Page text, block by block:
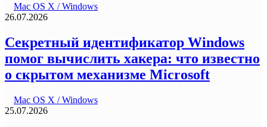
Mac OS X / Windows
26.07.2026
Секретный идентификатор Windows
помог вычислить хакера: что известно
о скрытом механизме Microsoft
Mac OS X / Windows
25.07.2026